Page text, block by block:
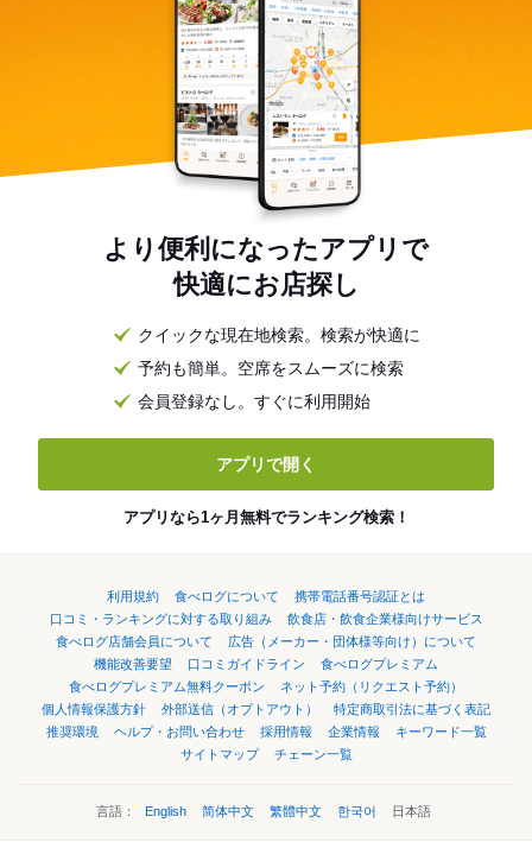
より便利になったアプリで
快適にお店探し
クイックな現在地検索。検索が快適に
予約も簡単。空席をスムーズに検索
会員登録なし。すぐに利用開始
アプリで開く
アプリなら1ヶ月無料でランキング検索！
利用規約 食べログについて
携帯電話番号認証とは
口コミ・ランキングに対する取り組み
飲食店・飲食企業様向けサービス
食べログ店舗会員について
広告（メーカー・団体様等向け）について
機能改善要望
口コミガイドライン
食べログプレミアム
食べログプレミアム無料クーポン
ネット予約（リクエスト予約）
個人情報保護方針
外部送信（オプトアウト）
特定商取引法に基づく表記
推奨環境
ヘルプ・お問い合わせ 採用情報 企業情報
キーワード一覧
サイトマップ
チェーン一覧
言語： English 简体中文 繁體中文 한국어 日本語